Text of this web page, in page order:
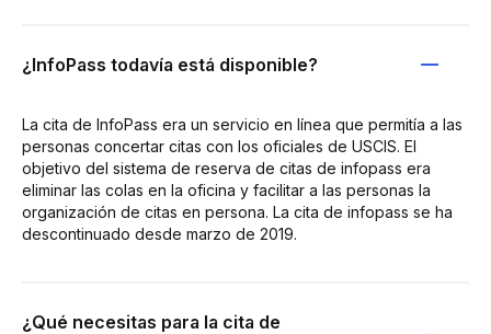
¿InfoPass todavía está disponible?
La cita de InfoPass era un servicio en línea que permitía a las
personas concertar citas con los oficiales de USCIS. El
objetivo del sistema de reserva de citas de infopass era
eliminar las colas en la oficina y facilitar a las personas la
organización de citas en persona. La cita de infopass se ha
descontinuado desde marzo de 2019.
¿Qué necesitas para la cita de